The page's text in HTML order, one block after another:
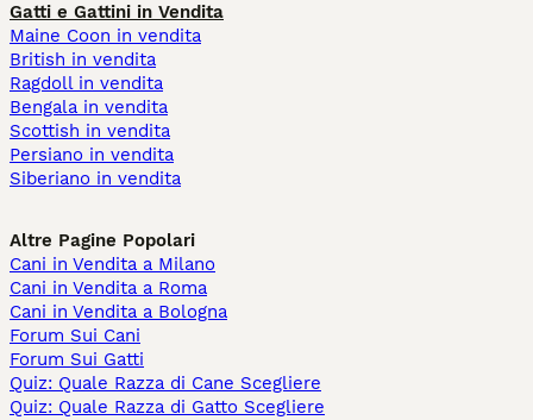
Gatti e Gattini in Vendita
Maine Coon in vendita
British in vendita
Ragdoll in vendita
Bengala in vendita
Scottish in vendita
Persiano in vendita
Siberiano in vendita
Altre Pagine Popolari
Cani in Vendita a Milano
Cani in Vendita a Roma
Cani in Vendita a Bologna
Forum Sui Cani
Forum Sui Gatti
Quiz: Quale Razza di Cane Scegliere
Quiz: Quale Razza di Gatto Scegliere